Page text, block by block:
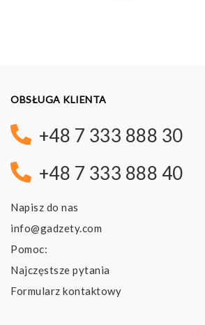
OBSŁUGA KLIENTA
+48 7 333 888 30
+48 7 333 888 40
Napisz do nas
info@gadzety.com
Pomoc:
Najczęstsze pytania
Formularz kontaktowy